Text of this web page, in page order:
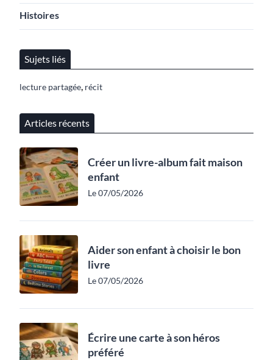
Histoires
Sujets liés
lecture partagée, récit
Articles récents
Créer un livre-album fait maison
enfant
Le 07/05/2026
Aider son enfant à choisir le bon
livre
Le 07/05/2026
Écrire une carte à son héros
préféré